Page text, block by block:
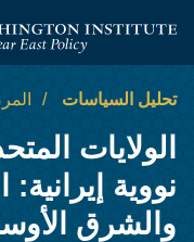
معهد واشنطن لسياسات
تحليل السياسات
الولايات
نووية
والشرق